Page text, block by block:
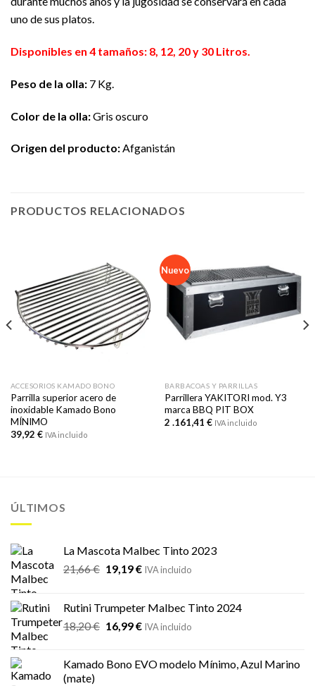
uno de sus platos.
Disponibles en 4 tamaños: 8, 12, 20 y 30 Litros.
Peso de la olla: 7 Kg.
Color de la olla:Gris oscuro
Origen del producto:Afganistán
PRODUCTOS RELACIONADOS
ACCESORIOS KAMADO BONO
Parrilla superior acero de
inoxidable Kamado Bono
MÍNIMO
39,92 € IVA incluido
Nuevo
BARBACOAS Y PARRILLAS
Parrillera YAKITORI mod. Y3
marca BBQ PIT BOX
2 .161,41 € IVA incluido
ÚLTIMOS
La Mascota Malbec Tinto 2023
21,66€ El
era:
21,66 €.
19,19€El
es:
19,19 €.
IVA incluido
Rutini Trumpeter Malbec Tinto 2024
18,20€ El
era:
16,99€El
es:
IVA incluido
Kamado Bono EVO modelo Mínimo, Azul Marino
(mate)